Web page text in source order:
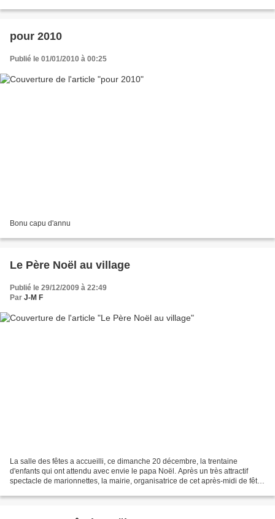
pour 2010
Publié le 01/01/2010 à 00:25
Bonu capu d'annu
Le Père Noël au village
Publié le 29/12/2009 à 22:49
Par J-M F
La salle des fêtes a accueilli, ce dimanche 20 décembre, la trentaine
d'enfants qui ont attendu avec envie le papa Noël. Après un très attractif
spectacle de marionnettes, la mairie, organisatrice de cet après-midi de fête,